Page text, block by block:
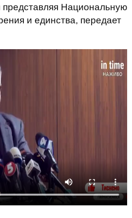
Национальную
и единства, передает